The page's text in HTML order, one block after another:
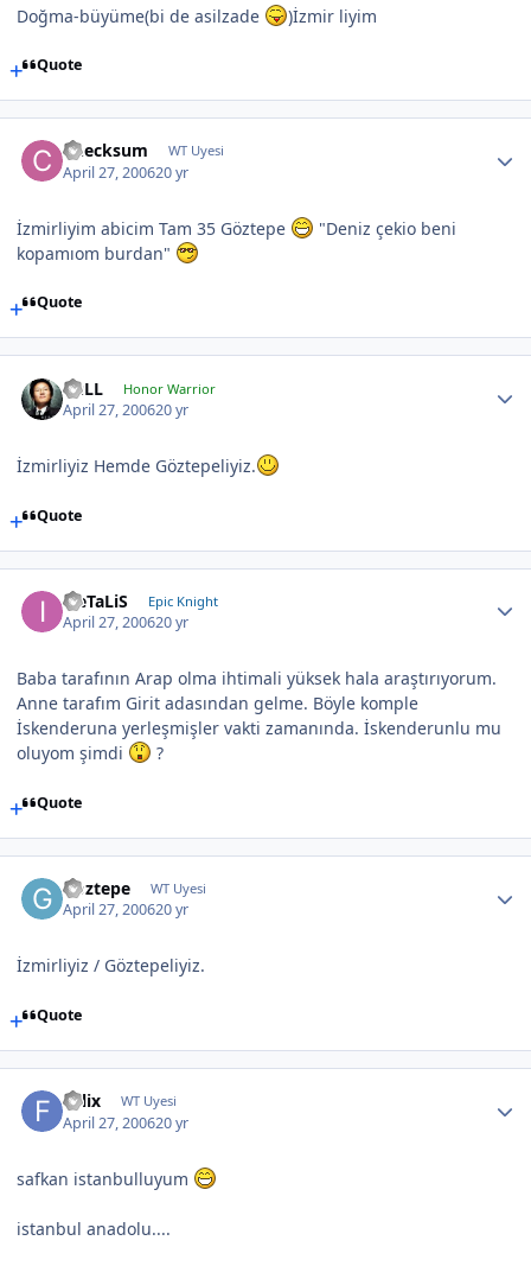
Doğma-büyüme(bi de asilzade )İzmir liyim
Quote
Checksum WT Uyesi
April 27, 200620 yr
İzmirliyim abicim Tam 35 Göztepe
"Deniz çekio beni
kopamıom burdan"
Quote
BuLL Honor Warrior
April 27, 200620 yr
İzmirliyiz Hemde Göztepeliyiz.
Quote
iLeTaLiS Epic Knight
April 27, 200620 yr
Baba tarafının Arap olma ihtimali yüksek hala araştırıyorum.
Anne tarafım Girit adasından gelme. Böyle komple
İskenderuna yerleşmişler vakti zamanında. İskenderunlu mu
oluyom şimdi
?
Quote
Goztepe WT Uyesi
April 27, 200620 yr
İzmirliyiz / Göztepeliyiz.
Quote
Felix WT Uyesi
April 27, 200620 yr
safkan istanbulluyum
istanbul anadolu....